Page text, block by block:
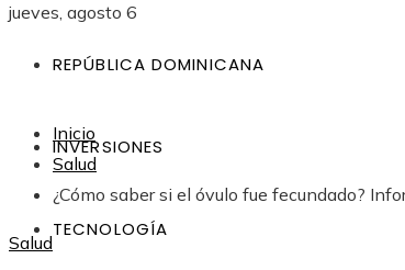
jueves, agosto 6
REPÚBLICA DOMINICANA
INVERSIONES
TECNOLOGÍA
Inicio
Salud
¿Cómo saber si el óvulo fue fecundado?
Salud